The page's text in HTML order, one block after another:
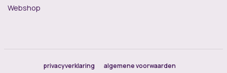
Webshop
privacyverklaring
algemene voorwaarden